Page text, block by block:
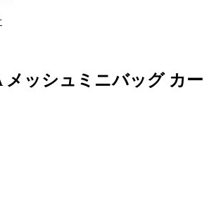
ッシュミニバッグ カー